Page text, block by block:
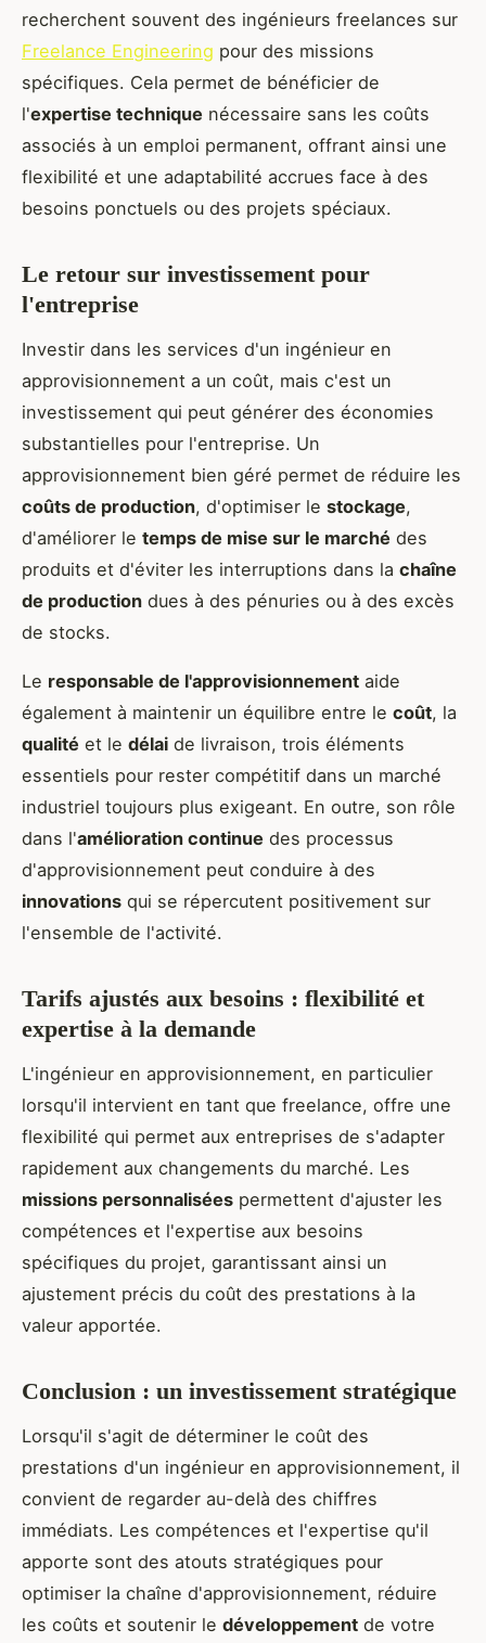
recherchent souvent des ingénieurs freelances sur
Freelance Engineering pour des missions
spécifiques. Cela permet de bénéficier de
l'expertise technique nécessaire sans les coûts
associés à un emploi permanent, offrant ainsi une
flexibilité et une adaptabilité accrues face à des
besoins ponctuels ou des projets spéciaux.
Le retour sur investissement pour
l'entreprise
Investir dans les services d'un ingénieur en
approvisionnement a un coût, mais c'est un
investissement qui peut générer des économies
substantielles pour l'entreprise. Un
approvisionnement bien géré permet de réduire les
coûts de production, d'optimiser le stockage,
d'améliorer le temps de mise sur le marché des
produits et d'éviter les interruptions dans la chaîne
de production dues à des pénuries ou à des excès
de stocks.
Le responsable de l'approvisionnement aide
également à maintenir un équilibre entre le coût, la
qualité et le délai de livraison, trois éléments
essentiels pour rester compétitif dans un marché
industriel toujours plus exigeant. En outre, son rôle
dans l'amélioration continue des processus
d'approvisionnement peut conduire à des
innovations qui se répercutent positivement sur
l'ensemble de l'activité.
Tarifs ajustés aux besoins : flexibilité et
expertise à la demande
L'ingénieur en approvisionnement, en particulier
lorsqu'il intervient en tant que freelance, offre une
flexibilité qui permet aux entreprises de s'adapter
rapidement aux changements du marché. Les
missions personnalisées permettent d'ajuster les
compétences et l'expertise aux besoins
spécifiques du projet, garantissant ainsi un
ajustement précis du coût des prestations à la
valeur apportée.
Conclusion : un investissement stratégique
Lorsqu'il s'agit de déterminer le coût des
prestations d'un ingénieur en approvisionnement, il
convient de regarder au-delà des chiffres
immédiats. Les compétences et l'expertise qu'il
apporte sont des atouts stratégiques pour
optimiser la chaîne d'approvisionnement, réduire
les coûts et soutenir le développement de votre